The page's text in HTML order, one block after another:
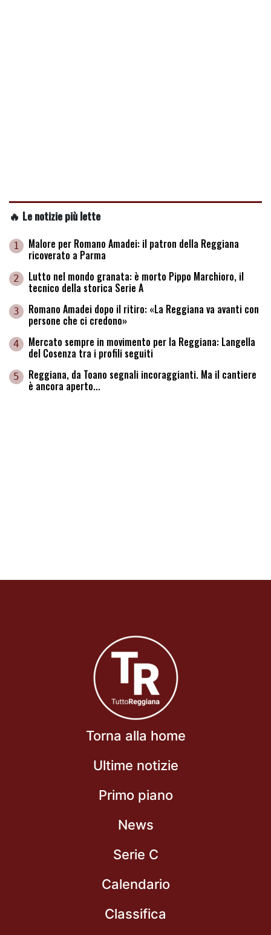
🔥 Le notizie più lette
1 Malore per Romano Amadei: il patron della Reggiana
ricoverato a Parma
2 Lutto nel mondo granata: è morto Pippo Marchioro, il
tecnico della storica Serie A
3 Romano Amadei dopo il ritiro: «La Reggiana va avanti con
persone che ci credono»
4 Mercato sempre in movimento per la Reggiana: Langella
del Cosenza tra i profili seguiti
5 Reggiana, da Toano segnali incoraggianti. Ma il cantiere
è ancora aperto...
Torna alla home
Ultime notizie
Primo piano
News
Serie C
Calendario
Classifica